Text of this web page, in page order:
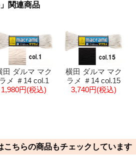
関連商品
田 ダルマ マク
ラメ ＃14 col.1
1,980円(税込)
横田 ダルマ マク
ラメ ＃14 col.15
3,740円(税込)
こちらの商品もチェックしています